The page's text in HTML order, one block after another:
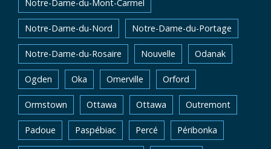
Notre-Dame-du-Mont-Carmel
Notre-Dame-du-Nord Notre-Dame-du-Portage
Notre-Dame-du-Rosaire Nouvelle Odanak
Ogden Oka Omerville Orford
Ormstown Ottawa Ottawa Outremont
Padoue Paspébiac Percé Péribonka